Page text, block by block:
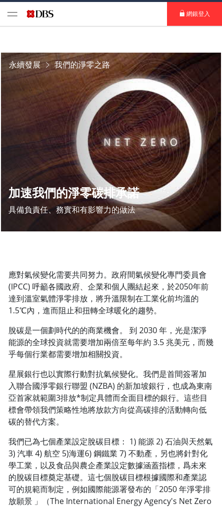
網銀登入
永續發展 我們的淨零之路
加速我們的淨零碳排承諾
具備負責任、務實和有影響力的做法
應對氣候變化需要共同努力。政府間氣候變化專門委員會
(IPCC) 呼籲各國政府、企業和個人團結起來，於2050年前
達到溫室氣體淨零排放，將升溫限制在工業化前均溫的
1.5℃內，進而阻止和扭轉全球暖化的趨勢。
脫碳是一個劃時代的的商業機會。 到 2030 年，光是潔淨
能源的全球投資就需要增加兩倍至每年約 3.5 兆美元，而幾
乎每個行業都需要增加相關投資。
星展銀行也以實際行動對抗氣候變化。我們是首間簽署加
入聯合國淨零銀行聯盟 (NZBA) 的新加坡銀行，也成為東南
亞首家就範圍3排放*制定具體而全面目標的銀行。這些目
標會帶領我們策略性地將放款方向從高碳排的活動轉向低
碳的替代方案。
我們已為七個產業設定脫碳目標： 1) 能源 2) 石油與天然氣
3) 汽車 4) 航空 5)海運6) 鋼鐵業 7) 不動產，另也將針對化
學工業，以及食品與農企產業設定數據涵蓋指標，爲未來
的脫碳目標奠定基礎。這七個脫碳目標根據國際和產業認
可的規範而制定，例如國際能源署發布的「2050 年淨零排
放願景 」（The International Energy Agency's Net Zero